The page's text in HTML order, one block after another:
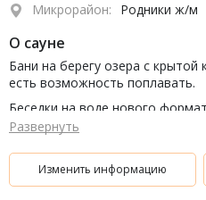
Микрорайон:
Родники ж/м
О сауне
Бани на берегу озера с
есть возможность поплавать.
Беседки на воде нового
Вмещают до 30 человек.
Озеро пополняется чистой
На территории есть
фельдшер.
Развернуть
Изменить информацию